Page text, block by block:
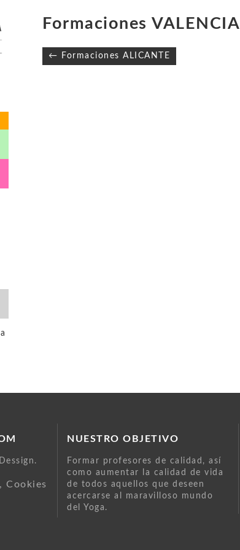
Formaciones VALENCIA
Navegación
de
← Formaciones ALICANTE
Cookies
NUESTRO OBJETIVO
Formar profesores de calidad, así
como aumentar la calidad de vida
de todos aquellos que deseen
acercarse al maravilloso mundo
del Yoga.